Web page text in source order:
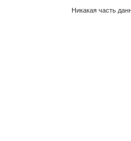
Никакая часть